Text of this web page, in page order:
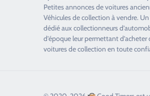
s
s
e
r
Petites annonces devoitures
Véhicules de collection à vendre.
dédié aux collectionneurs d’
d’époque leur permettant d’acheter
voitures de collection en toute